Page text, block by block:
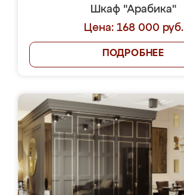
Шкаф "Арабика"
Цена: 168 000 руб.
ПОДРОБНЕЕ